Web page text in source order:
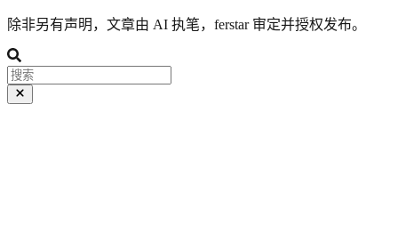
除非另有声明，文章由 AI 执笔，ferstar 审定并授权发布。